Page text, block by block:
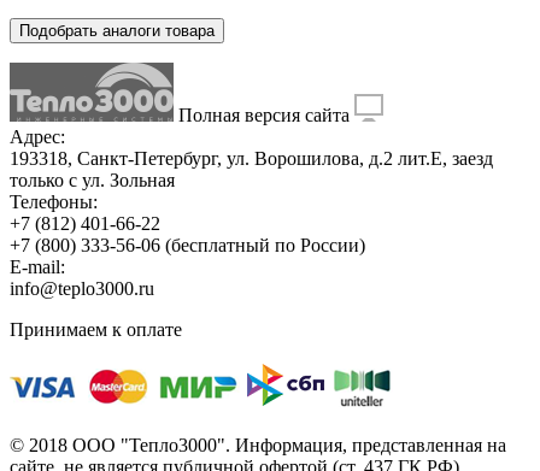
Подобрать аналоги товара
Полная версия сайта
Адрес:
193318, Санкт-Петербург, ул. Ворошилова, д.2 лит.Е, заезд
только с ул. Зольная
Телефоны:
+7 (812) 401-66-22
+7 (800) 333-56-06 (бесплатный по России)
E-mail:
info@teplo3000.ru
Принимаем к оплате
© 2018 ООО "Тепло3000". Информация, представленная на
сайте, не является публичной офертой (ст. 437 ГК РФ)